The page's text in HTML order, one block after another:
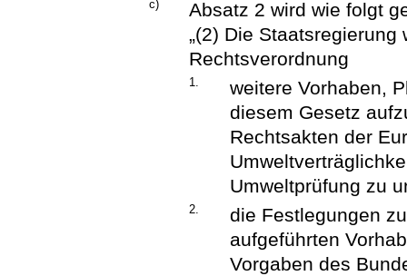
c)
Absatz 2 wird wie folgt
„(2) Die
Rechtsverordnung
1.
weitere Vorhaben,
diesem Gesetz
Rechtsakten der
Umweltprüfung zu
2.
die Festlegungen
aufgeführten
Vorgaben des